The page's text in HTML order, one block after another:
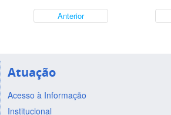
Anterior
Atuação
Acesso à Informação
Institucional